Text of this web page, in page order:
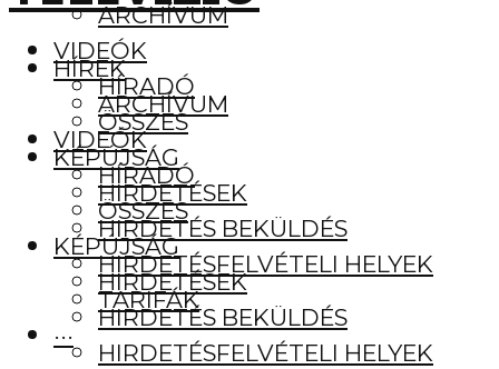
ARCHÍVUM
VIDEÓK
HÍRADÓ
ÖSSZES
KÉPÚJSÁG
HIRDETÉSEK
HIRDETÉS BEKÜLDÉS
HIRDETÉSFELVÉTELI HELYEK
TARIFÁK
···
HÍREK
ARCHÍVUM
VIDEÓK
HÍRADÓ
ÖSSZES
KÉPÚJSÁG
HIRDETÉSEK
HIRDETÉS BEKÜLDÉS
HIRDETÉSFELVÉTELI HELYEK